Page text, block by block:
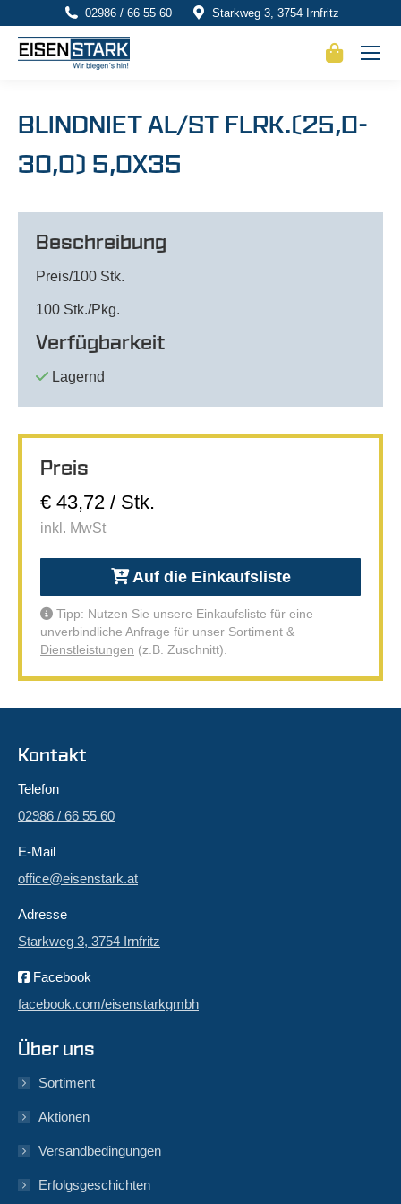
02986 / 66 55 60 Starkweg 3, 3754 Irnfritz
BLINDNIET AL/ST FLRK.(25,0-
30,0) 5,0X35
Beschreibung
Preis/100 Stk.
100 Stk./Pkg.
Verfügbarkeit
Lagernd
Preis
€ 43,72 / Stk.
inkl. MwSt
Auf die Einkaufsliste
Tipp: Nutzen Sie unsere Einkaufsliste für eine
unverbindliche Anfrage für unser Sortiment &
Dienstleistungen (z.B. Zuschnitt).
Kontakt
Telefon
02986 / 66 55 60
E-Mail
office@eisenstark.at
Adresse
Starkweg 3, 3754 Irnfritz
Facebook
facebook.com/eisenstarkgmbh
Über uns
Sortiment
Aktionen
Versandbedingungen
Erfolgsgeschichten